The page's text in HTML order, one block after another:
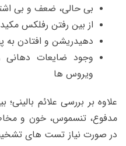
بی حالی، ضعف و بی
از بین رفتن رفلکس
دهیدریشن و افتادن به
وجود ضایعات دهانی
ویروس ها
علاوه بر بررسی علائم
مدفوع، تنسموس، خون و مخاط
در صورت نیاز تست های